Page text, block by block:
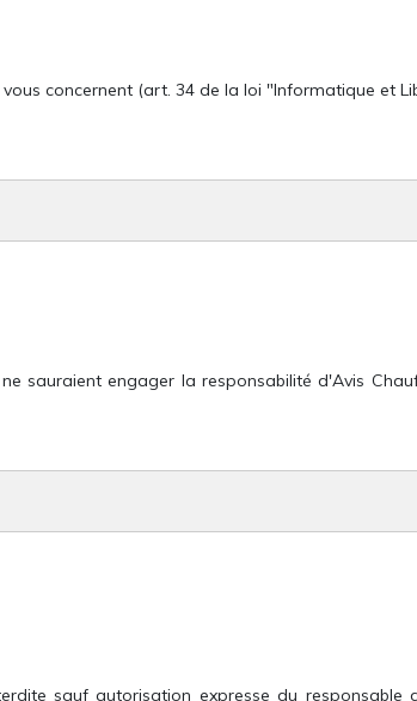
concernent (art. 34 de la loi "Informatique et
sauraient engager la responsabilité d'Avis
sauf autorisation expresse du responsable